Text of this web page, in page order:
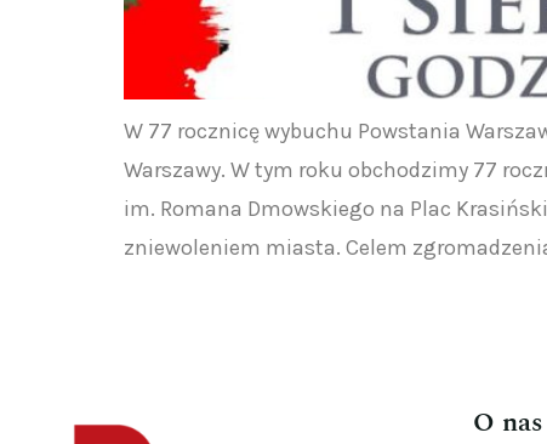
W 77 rocznicę wybuchu Powstania
Warszawy. W tym roku obchodzimy 77
im. Romana Dmowskiego na Plac
zniewoleniem miasta. Celem
O nas